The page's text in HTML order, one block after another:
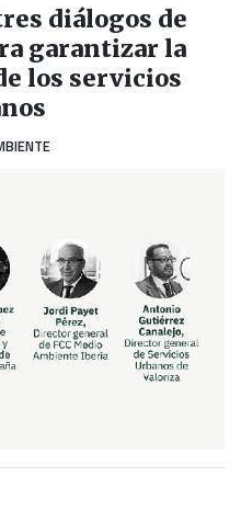
diálogos de
garantizar la
los servicios